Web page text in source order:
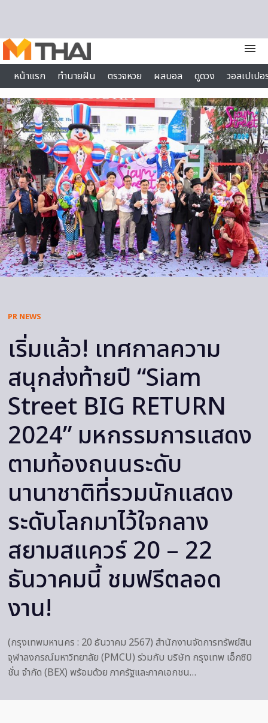
menu
หน้าแรก
ทำนายฝัน ตรวจหวย ผลบอล ดูดวง
วอลเปเป
ไลฟ์สไตล์
PR NEWS
เริ่มแล้ว! เทศกาลความ
สนุกส่งท้ายปี “Siam
Street BIG RETURN
2024” มหกรรมการแสดง
ตามท้องถนนระดับ
นานาชาติที่รวมนักแสดง
ระดับโลกมาไว้ใจกลาง
สยามสแควร์ 20 – 22
ธันวาคมนี้ ชมฟรีตลอด
งาน!
(กรุงเทพมหานคร : 20 ธันวาคม 2567) สำนักงานจัดการทรัพย์สิน
จุฬาลงกรณ์มหาวิทยาลัย (PMCU) ร่วมกับ บริษัท กรุงเทพ เอ็กซิบิ
ชั่น จำกัด (BEX) พร้อมด้วย ภาครัฐและภาคเอกชน…